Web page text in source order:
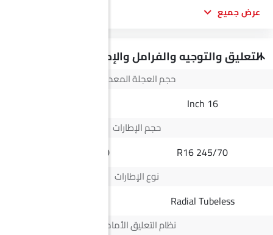
عرض جميع
التعليق والتوجيه والفرامل والإطارات
حجم العجلة المعدنية
16 Inch
حجم الإطارات
245/70 R16
255/30 ZR 20 92Y
نوع الإطارات
Radial Tubeless
نظام التعليق الأمامي